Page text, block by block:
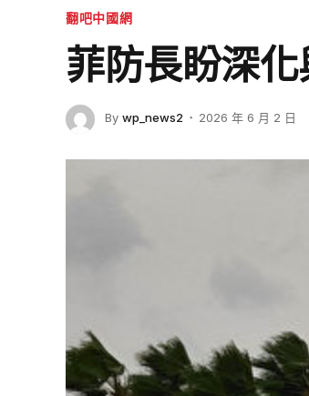
翻吧中國網
菲防長盼深
By wp_news2 2026 年 6 月 2 日